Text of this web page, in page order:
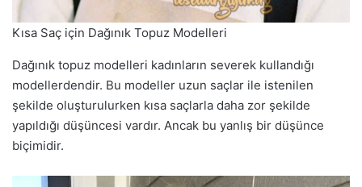
Kısa Saç için Dağınık Topuz Modelleri
Dağınık topuz modelleri kadınların severek kullandığı
modellerdendir. Bu modeller uzun saçlar ile istenilen
şekilde oluşturulurken kısa saçlarla daha zor şekilde
yapıldığı düşüncesi vardır. Ancak bu yanlış bir düşünce
biçimidir.